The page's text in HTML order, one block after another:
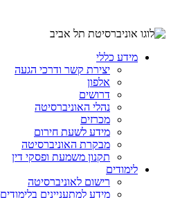
מידע כללי
יצירת קשר ודרכי הגעה
אלפון
דרושים
נהלי האוניברסיטה
מכרזים
מידע לשעת חירום
מבקרת האוניברסיטה
תקנון משמעת ופסקי דין
לימודים
רישום לאוניברסיטה
מידע למתעניינים בלימודים